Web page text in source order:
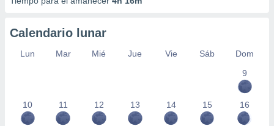
Calendario lunar
Lun Mar Mié Jue Vie Sáb
Dom
9
10 11 12 13 14 15 16